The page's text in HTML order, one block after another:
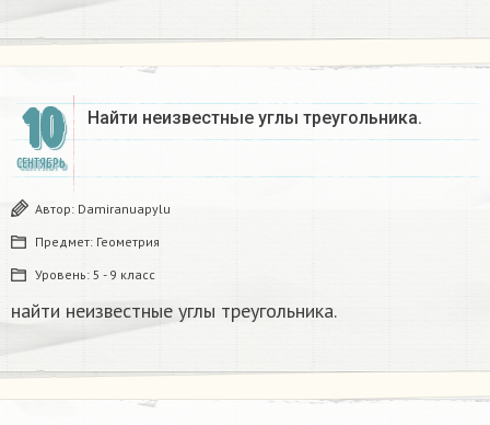
10
СЕНТЯБРЬ
Найти неизвестные углы треугольника.​
Автор: Damiranuapylu
Предмет: Геометрия
Уровень: 5 - 9 класс
найти неизвестные углы треугольника.​